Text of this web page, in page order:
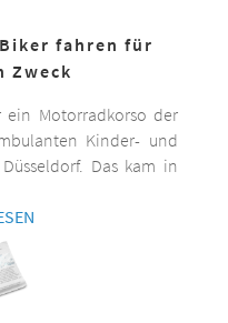
fahren für
Zweck
ein Motorradkorso der
Kinder- und
Das kam in